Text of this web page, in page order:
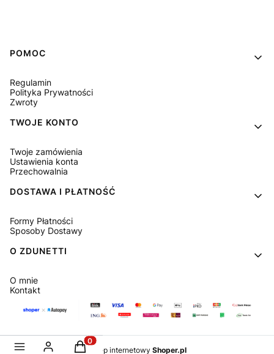
Linki w stopce
POMOC
Regulamin
Polityka Prywatności
Zwroty
TWOJE KONTO
Twoje zamówienia
Ustawienia konta
Przechowalnia
DOSTAWA I PŁATNOŚĆ
Formy Płatności
Sposoby Dostawy
O ZDUNETTI
O mnie
Kontakt
Sklep internetowy Shoper.pl
Produkty w koszyku: 0. Zobacz szczegóły